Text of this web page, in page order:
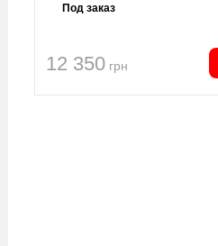
Под заказ
12 350 грн